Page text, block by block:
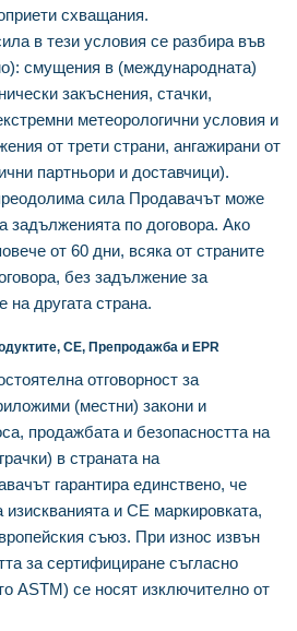
схващания.
в тези условия се разбира във
смущения в (международната)
закъснения, стачки,
метеорологични условия и
от трети страни, ангажирани от
партньори и доставчици).
сила Продавачът може
задълженията по договора. Ако
от 60 дни, всяка от страните
без задължение за
на другата страна.
CE, Препродажба и EPR
отговорност за
(местни) закони и
продажбата и безопасността на
в страната на
гарантира единствено, че
изискванията и CE маркировката,
съюз. При износ извън
за сертифициране съгласно
ASTM) се носят изключително от